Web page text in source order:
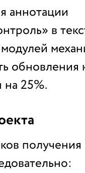
аннотации
в
обновления
25%.